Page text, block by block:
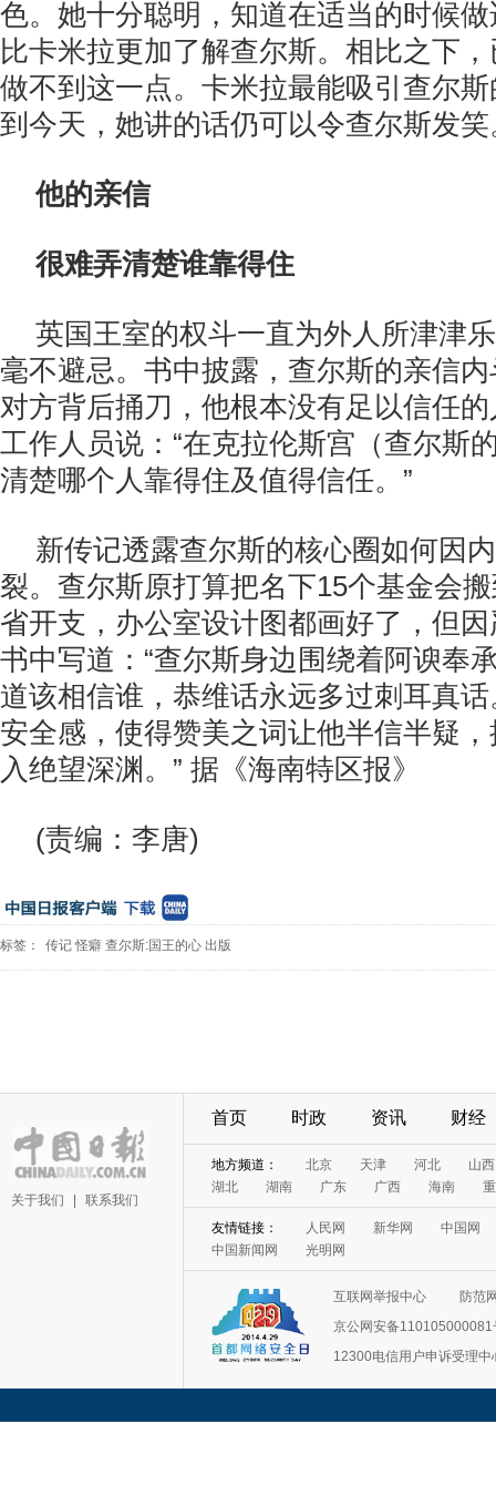
色。她十分聪明，知道在适当的时候
比卡米拉更加了解查尔斯。相比之下
做不到这一点。卡米拉最能吸引查尔
到今天，她讲的话仍可以令查尔斯发笑
他的亲信
很难弄清楚谁靠得住
英国王室的权斗一直为外人所津津
毫不避忌。书中披露，查尔斯的亲信
对方背后捅刀，他根本没有足以信任
工作人员说：“在克拉伦斯宫（查尔斯
清楚哪个人靠得住及值得信任。”
新传记透露查尔斯的核心圈如何因
裂。查尔斯原打算把名下15个基金会
省开支，办公室设计图都画好了，但
书中写道：“查尔斯身边围绕着阿谀奉
道该相信谁，恭维话永远多过刺耳真
安全感，使得赞美之词让他半信半疑
入绝望深渊。” 据《海南特区报》
(责编：李唐)
标签： 传记 怪癖 查尔斯:国王的心 出版
关于我们 联系我们
首页 时政 资讯 财经
地方频道： 北京 天津 河北
山西
湖北
湖南 广东 广西 海南
友情链接： 人民网 新华网
中国网
中国新闻网
光明网
互联网举报中心
防范
京公网安备110105000081
12300电信用户申诉受理中